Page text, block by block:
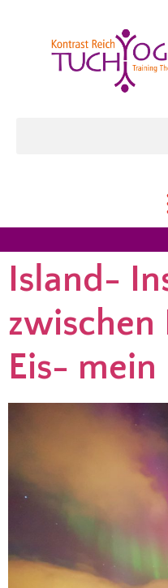
Island-
zwischen
Eis- mein